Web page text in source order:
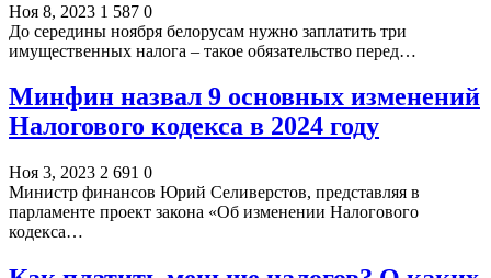
Ноя 8, 2023 1 587 0
До середины ноября белорусам нужно заплатить три
имущественных налога – такое обязательство перед…
Минфин назвал 9 основных изменений
Налогового кодекса в 2024 году
Ноя 3, 2023 2 691 0
Министр финансов Юрий Селиверстов, представляя в
парламенте проект закона «Об изменении Налогового
кодекса…